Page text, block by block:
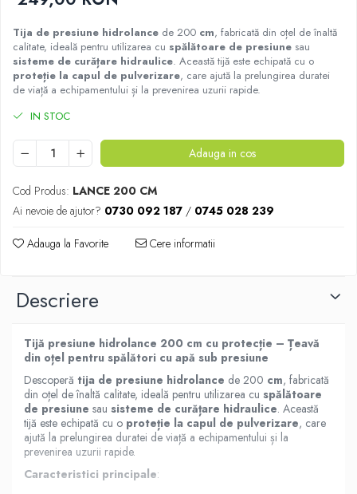
Tija de presiune hidrolance de 200 cm, fabricată din oțel de înaltă
calitate, ideală pentru utilizarea cu spălătoare de presiune sau
sisteme de curățare hidraulice. Această tijă este echipată cu o
proteție la capul de pulverizare, care ajută la prelungirea duratei
de viață a echipamentului și la prevenirea uzurii rapide.
IN STOC
Adauga in cos
Cod Produs: LANCE 200 CM
Ai nevoie de ajutor? 0730 092 187 / 0745 028 239
Adauga la Favorite Cere informatii
Descriere
Tijă presiune hidrolance 200 cm cu protecție – Țeavă
din oțel pentru spălători cu apă sub presiune
Descoperă tija de presiune hidrolance de 200 cm, fabricată
din oțel de înaltă calitate, ideală pentru utilizarea cu spălătoare
de presiune sau sisteme de curățare hidraulice. Această
tijă este echipată cu o proteție la capul de pulverizare, care
ajută la prelungirea duratei de viață a echipamentului și la
prevenirea uzurii rapide.
Caracteristici principale: